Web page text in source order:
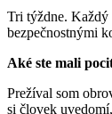
Tri týždne. Každý
bezpečnostnými
Aké ste mali
Prežíval som
si človek